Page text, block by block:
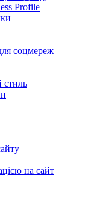
Profile
соцмереж
стиль
на сайт